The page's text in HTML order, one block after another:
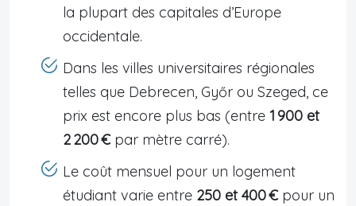
la plupart des capitales d’Europe
occidentale.
Dans les villes universitaires régionales
telles que Debrecen, Győr ou Szeged, ce
prix est encore plus bas (entre 1 900 et
2 200 €par mètre carré).
Le coût mensuel pour un logement
étudiant varie entre 250 et 400 €pour un